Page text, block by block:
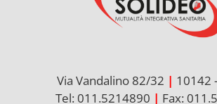
Via Vandalino 82/32 | 10142
Tel: 011.5214890 | Fax: